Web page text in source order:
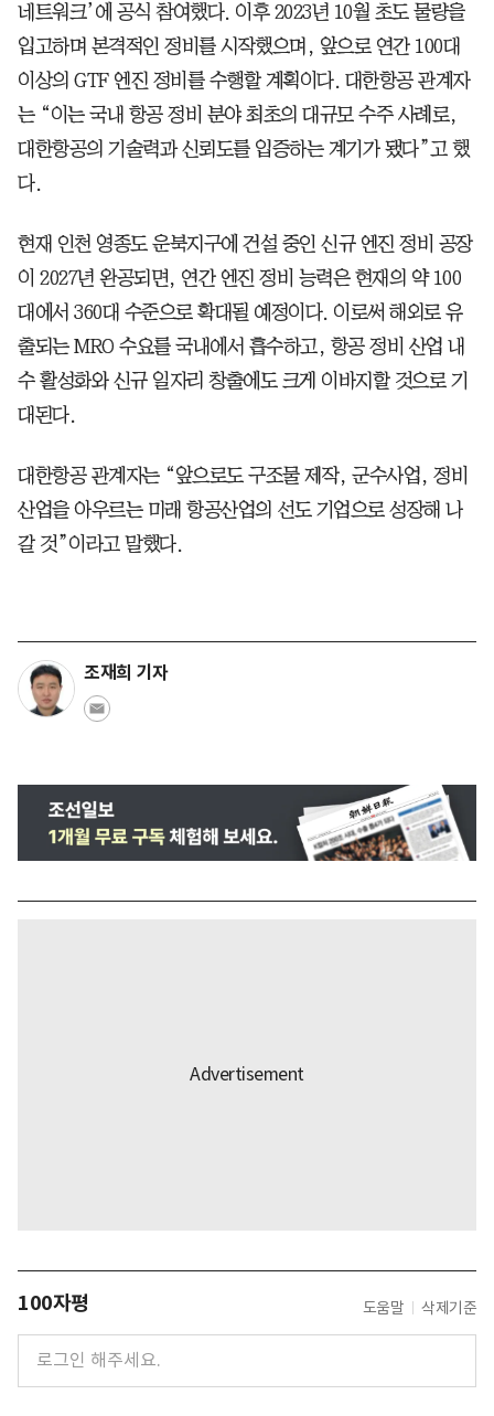
네트워크’에 공식 참여했다. 이후 2023년 10월 초도 물량을
입고하며 본격적인 정비를 시작했으며, 앞으로 연간 100대
이상의 GTF 엔진 정비를 수행할 계획이다. 대한항공 관계자
는 “이는 국내 항공 정비 분야 최초의 대규모 수주 사례로,
대한항공의 기술력과 신뢰도를 입증하는 계기가 됐다”고 했
다.
현재 인천 영종도 운북지구에 건설 중인 신규 엔진 정비 공장
이 2027년 완공되면, 연간 엔진 정비 능력은 현재의 약 100
대에서 360대 수준으로 확대될 예정이다. 이로써 해외로 유
출되는 MRO 수요를 국내에서 흡수하고, 항공 정비 산업 내
수 활성화와 신규 일자리 창출에도 크게 이바지할 것으로 기
대된다.
대한항공 관계자는 “앞으로도 구조물 제작, 군수사업, 정비
산업을 아우르는 미래 항공산업의 선도 기업으로 성장해 나
갈 것”이라고 말했다.
조재희 기자
100자평 도움말 삭제기준